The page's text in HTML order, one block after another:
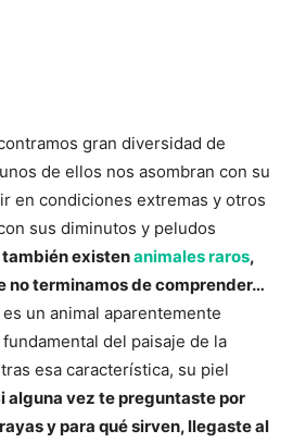
gran diversidad de
de ellos nos asombran con su
en condiciones extremas y otros
sus diminutos y peludos
también existenanimales raros,
no terminamos de comprender…
un animal aparentemente
del paisaje de la
esa característica, su piel
alguna vez te preguntaste por
y para qué sirven, llegaste al